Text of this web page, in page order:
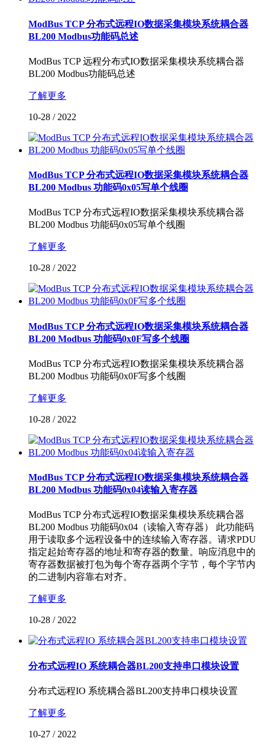
ModBus TCP 分布式远程IO数据采集模块系统耦合器
BL200 Modbus功能码总述
ModBus TCP 远程分布式IO数据采集模块系统耦合器
BL200 Modbus功能码总述
了解更多
10-28 / 2022
ModBus TCP 分布式远程IO数据采集模块系统耦合器
BL200 Modbus 功能码0x05写单个线圈
ModBus TCP 分布式远程IO数据采集模块系统耦合器
BL200 Modbus 功能码0x05写单个线圈
了解更多
10-28 / 2022
ModBus TCP 分布式远程IO数据采集模块系统耦合器
BL200 Modbus 功能码0x0F写多个线圈
ModBus TCP 分布式远程IO数据采集模块系统耦合器
BL200 Modbus 功能码0x0F写多个线圈
了解更多
10-28 / 2022
ModBus TCP 分布式远程IO数据采集模块系统耦合器
BL200 Modbus ​功能码0x04读输入寄存器
ModBus TCP 分布式远程IO数据采集模块系统耦合器
BL200 Modbus 功能码0x04（读输入寄存器） 此功能码
用于读取多个远程设备中的连续输入寄存器。请求PDU
指定起始寄存器的地址和寄存器的数量。响应消息中的
寄存器数据被打包为每个寄存器两个字节，每个字节内
的二进制内容靠右对齐。
了解更多
10-28 / 2022
分布式远程IO 系统耦合器BL200支持串口模块设置
分布式远程IO 系统耦合器BL200支持串口模块设置
了解更多
10-27 / 2022